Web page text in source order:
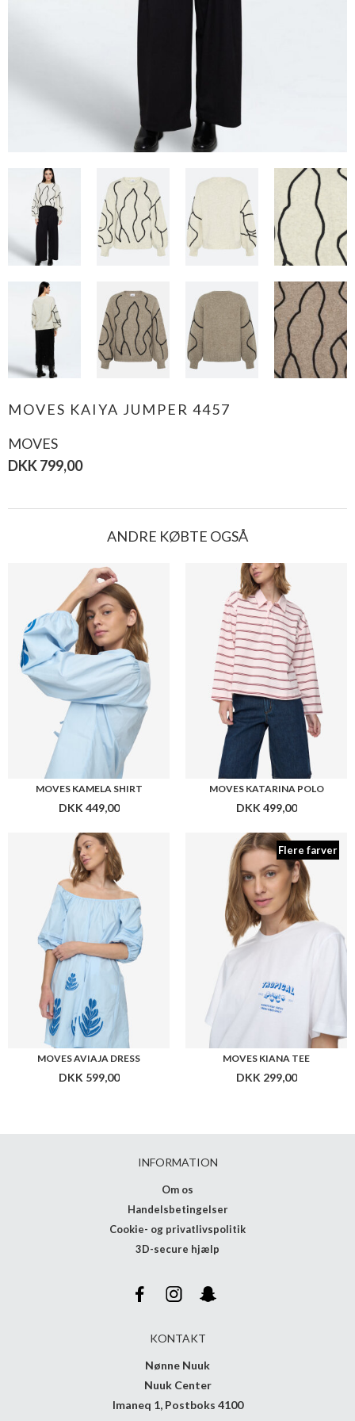
MOVES KAIYA JUMPER 4457
MOVES
DKK 799,00
ANDRE KØBTE OGSÅ
MOVES KAMELA SHIRT
DKK 449,00
MOVES KATARINA POLO
DKK 499,00
MOVES AVIAJA DRESS
DKK 599,00
Flere farver
MOVES KIANA TEE
DKK 299,00
INFORMATION
Om os
Handelsbetingelser
Cookie- og privatlivspolitik
3D-secure hjælp
KONTAKT
Nønne Nuuk
Nuuk Center
Imaneq 1, Postboks 4100